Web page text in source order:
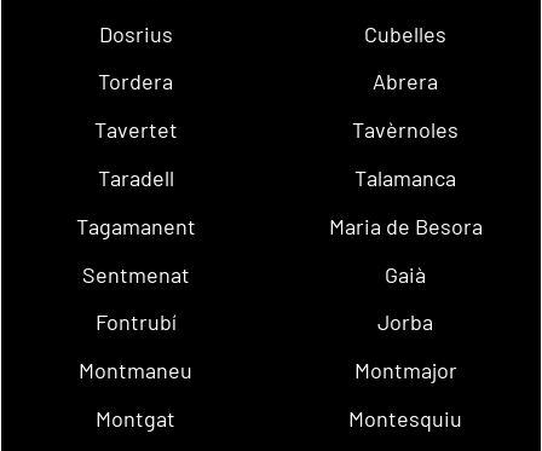
Dosrius
Cubelles
Tordera
Abrera
Tavertet
Tavèrnoles
Taradell
Talamanca
Tagamanent
Maria de Besora
Sentmenat
Gaià
Fontrubí
Jorba
Montmaneu
Montmajor
Montgat
Montesquiu